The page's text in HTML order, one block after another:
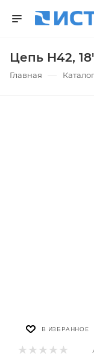
Цепь Н42,
Главная — Каталог
В ИЗБРАННОЕ